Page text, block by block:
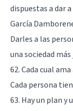
dispuestas a dar
García
Darles a las
una sociedad
62. Cada cual
Cada persona
63. Hay un plan y